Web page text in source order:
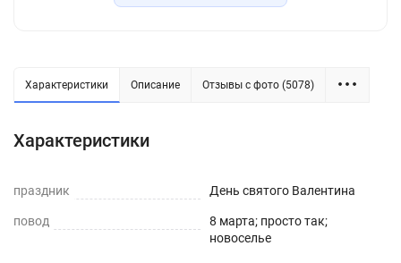
идеально смотрится в любом интерьере
настольное покрытие для кухни. Коврик ПВХ, в
отличие от резинового, не требует специального
устойчив к ежедневному вытиранию. Внимание:
размеру на усадку.
Характеристики Описание Отзывы с фото (5078)
Характеристики
праздник День святого Валентина
повод
8 марта; просто так;
новоселье